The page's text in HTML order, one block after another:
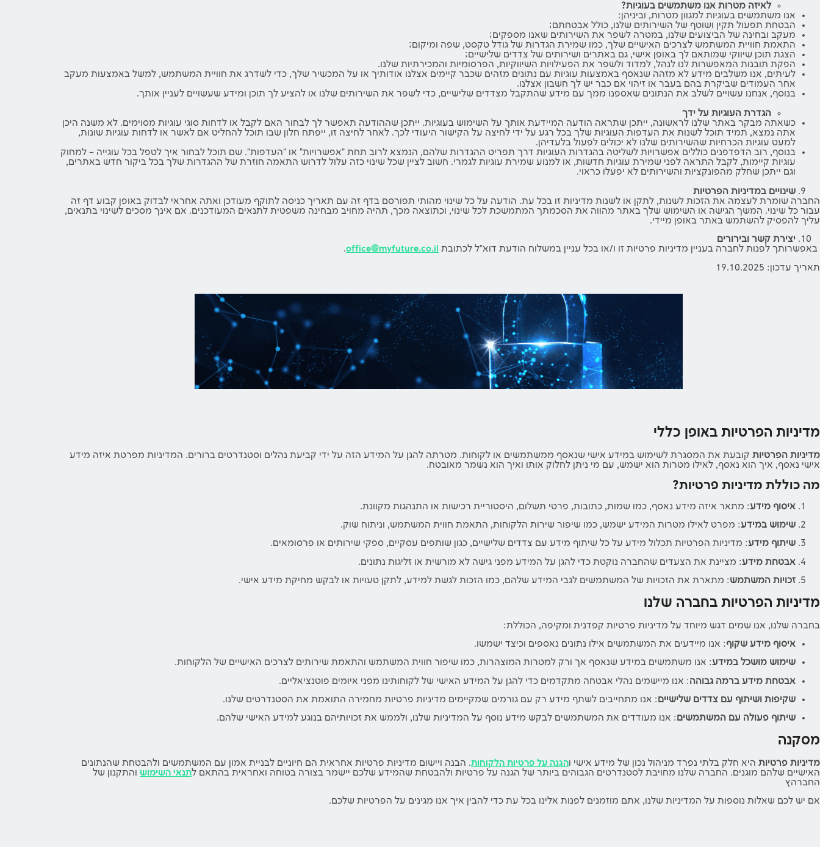
לאיזה מטרות אנו משתמשים בעוגיות?
אנו משתמשים בעוגיות למגוון מטרות, וביניהן:
הבטחת תפעול תקין ושוטף של השירותים שלנו, כולל אבטחתם;
מעקב ובחינה של הביצועים שלנו, במטרה לשפר את השירותים שאנו מספקים;
התאמת חוויית המשתמש לצרכים האישיים שלך, כמו שמירת הגדרות של גודל טקסט, שפה ומיקום;
הצגת תוכן שיווקי שמותאם לך באופן אישי, גם באתרים ושירותים של צדדים שלישיים;
הפקת תובנות המאפשרות לנו לנהל, למדוד ולשפר את הפעילויות השיווקיות, הפרסומיות והמכירתיות שלנו.
לעיתים, אנו משלבים מידע לא מזהה שנאסף באמצעות עוגיות עם נתונים מזהים שכבר קיימים אצלנו אודותיך או על המכשיר שלך, כדי לשדרג את חוויית המשתמש, למשל באמצעות מעקב
אחר העמודים שביקרת בהם בעבר או זיהוי אם כבר יש לך חשבון אצלנו.
בנוסף, אנחנו עשויים לשלב את הנתונים שאספנו ממך עם מידע שהתקבל מצדדים שלישיים, כדי לשפר את השירותים שלנו או להציע לך תוכן ומידע שעשויים לעניין אותך.
הגדרת העוגיות על ידך
כשאתה מבקר באתר שלנו לראשונה, ייתכן שתראה הודעה המיידעת אותך על השימוש בעוגיות. ייתכן שההודעה תאפשר לך לבחור האם לקבל או לדחות סוגי עוגיות מסוימים. לא משנה היכן
אתה נמצא, תמיד תוכל לשנות את העדפות העוגיות שלך בכל רגע על ידי לחיצה על הקישור היעודי לכך. לאחר לחיצה זו, ייפתח חלון שבו תוכל להחליט אם לאשר או לדחות עוגיות שונות,
למעט עוגיות הכרחיות שהשירותים שלנו לא יכולים לפעול בלעדיהן.
בנוסף, רוב הדפדפנים כוללים אפשרויות לשליטה בהגדרות העוגיות דרך תפריט ההגדרות שלהם, הנמצא לרוב תחת "אפשרויות" או "העדפות". שם תוכל לבחור איך לטפל בכל עוגייה – למחוק
עוגיות קיימות, לקבל התראה לפני שמירת עוגיות חדשות, או למנוע שמירת עוגיות לגמרי. חשוב לציין שכל שינוי כזה עלול לדרוש התאמה חוזרת של ההגדרות שלך בכל ביקור חדש באתרים,
וגם ייתכן שחלק מהפונקציות והשירותים לא יפעלו כראוי.
שינויים במדיניות הפרטיות
החברה שומרת לעצמה את הזכות לשנות, לתקן או לשנות מדיניות זו בכל עת. הודעה על כל שינוי מהותי תפורסם בדף זה עם תאריך כניסה לתוקף מעודכן ואתה אחראי לבדוק באופן קבוע דף זה
עבור כל שינוי. המשך הגישה או השימוש שלך באתר מהווה את הסכמתך המתמשכת לכל שינוי, וכתוצאה מכך, תהיה מחויב מבחינה משפטית לתנאים המעודכנים. אם אינך מסכים לשינוי בתנאים,
עליך להפסיק להשתמש באתר באופן מיידי.
יצירת קשר ובירורים
באפשרותך לפנות לחברה בעניין מדיניות פרטיות זו ו/או בכל עניין במשלוח הודעת דוא"ל לכתובת office@myfuture.co.il
.
תאריך עדכון: 19.10.2025
מדיניות הפרטיות באופן כללי
מדיניות הפרטיות קובעת את המסגרת לשימוש במידע אישי שנאסף ממשתמשים או לקוחות. מטרתה להגן על המידע הזה על ידי קביעת נהלים וסטנדרטים ברורים. המדיניות מפרטת איזה מידע
אישי נאסף, איך הוא נאסף, לאילו מטרות הוא ישמש, עם מי ניתן לחלוק אותו ואיך הוא נשמר מאובטח.
מה כוללת מדיניות פרטיות?
איסוף מידע: מתאר איזה מידע נאסף, כמו שמות, כתובות, פרטי תשלום, היסטוריית רכישות או התנהגות מקוונת.
שימוש במידע: מפרט לאילו מטרות המידע ישמש, כמו שיפור שירות הלקוחות, התאמת חווית המשתמש, וניתוח שוק.
שיתוף מידע: מדיניות הפרטיות תכלול מידע על כל שיתוף מידע עם צדדים שלישיים, כגון שותפים עסקיים, ספקי שירותים או פרסומאים.
אבטחת מידע: מציינת את הצעדים שהחברה נוקטת כדי להגן על המידע מפני גישה לא מורשית או זליגות נתונים.
זכויות המשתמש: מתארת את הזכויות של המשתמשים לגבי המידע שלהם, כמו הזכות לגשת למידע, לתקן טעויות או לבקש מחיקת מידע אישי.
מדיניות הפרטיות בחברה שלנו
בחברה שלנו, אנו שמים דגש מיוחד על מדיניות פרטיות קפדנית ומקיפה, הכוללת:
איסוף מידע שקוף: אנו מיידעים את המשתמשים אילו נתונים נאספים וכיצד ישמשו.
שימוש מושכל במידע: אנו משתמשים במידע שנאסף אך ורק למטרות המוצהרות, כמו שיפור חווית המשתמש והתאמת שירותים לצרכים האישיים של הלקוחות.
אבטחת מידע ברמה גבוהה: אנו מיישמים נהלי אבטחה מתקדמים כדי להגן על המידע האישי של לקוחותינו מפני איומים פוטנציאליים.
שקיפות ושיתוף עם צדדים שלישיים: אנו מתחייבים לשתף מידע רק עם גורמים שמקיימים מדיניות פרטיות מחמירה התואמת את הסטנדרטים שלנו.
שיתוף פעולה עם המשתמשים: אנו מעודדים את המשתמשים לבקש מידע נוסף על המדיניות שלנו, ולממש את זכויותיהם בנוגע למידע האישי שלהם.
מסקנה
מדיניות פרטיות היא חלק בלתי נפרד מניהול נכון של מידע אישי והגנה על פרטיות הלקוחות. הבנה ויישום מדיניות פרטיות אחראית הם חיוניים לבניית אמון עם המשתמשים ולהבטחת שהנתונים
האישיים שלהם מוגנים. החברה שלנו מחויבת לסטנדרטים הגבוהים ביותר של הגנה על פרטיות ולהבטחת שהמידע שלכם יישמר בצורה בטוחה ואחראית בהתאם לתנאי השימוש והתקנון של
החברהץ
אם יש לכם שאלות נוספות על המדיניות שלנו, אתם מוזמנים לפנות אלינו בכל עת כדי להבין איך אנו מגינים על הפרטיות שלכם.